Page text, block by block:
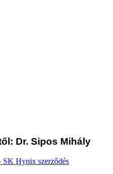
Dr. Sipos Mihály
Hynix szerződés